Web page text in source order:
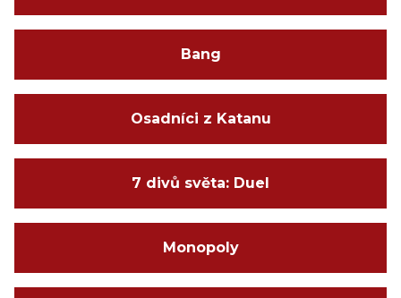
Bang
Osadníci z Katanu
7 divů světa: Duel
Monopoly